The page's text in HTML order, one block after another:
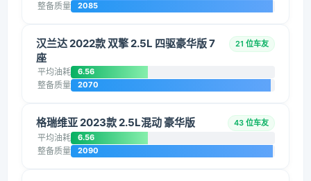
整备质量 2085
汉兰达 2022款 双擎 2.5L 四驱豪华版 7
座
21 位车友
平均油耗 6.56
整备质量 2070
格瑞维亚 2023款 2.5L混动 豪华版 43 位车友
平均油耗 6.56
整备质量 2090